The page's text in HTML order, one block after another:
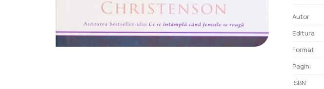
Autor
Editura
Format
Pagini
ISBN